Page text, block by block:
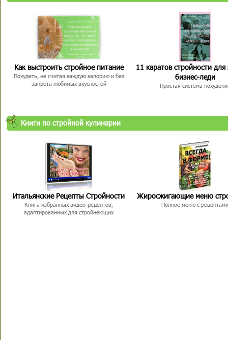
Как выстроить стройное питание
Похудеть, не считая каждую калорию и без
запрета любимых вкусностей
11 каратов стройности для
бизнес-леди
Простая система
Книги по стройной кулинарии
Итальянские Рецепты Стройности
Книга избранных видео-рецептов,
адаптированных для стройнеющих
Жиросжигающие меню
Полное меню с рецептами